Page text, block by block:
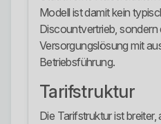
Modell ist damit kein
Discountvertrieb, sondern
Versorgungslösung mit
Betriebsführung.
Tarifstruktur
Die Tarifstruktur ist